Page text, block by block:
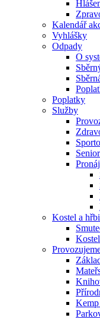
Kalendář
Vyhlášky
Odpady
O
Poplatky
Služby
Kostel a
Kemp